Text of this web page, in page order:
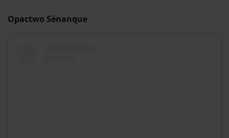
Opactwo Sénanque